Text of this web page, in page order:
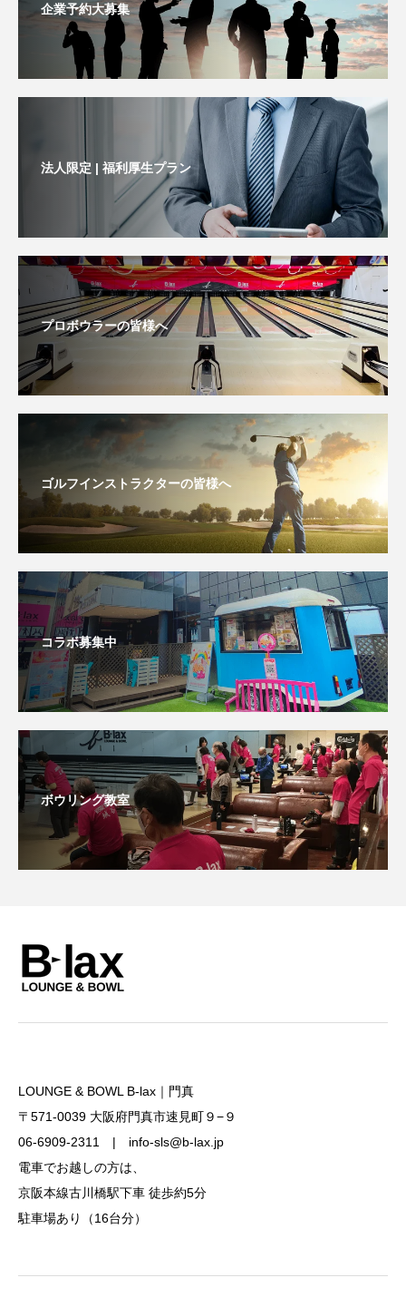
企業予約大募集
法人限定 | 福利厚生プラン
プロボウラーの皆様へ
ゴルフインストラクターの皆様へ
コラボ募集中
ボウリング教室
LOUNGE & BOWL B-lax｜門真
〒571-0039 大阪府門真市速見町９−９
06-6909-2311 | info-sls@b-lax.jp
電車でお越しの方は、
京阪本線古川橋駅下車 徒歩約5分
駐車場あり（16台分）